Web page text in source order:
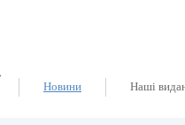
Новини Наші